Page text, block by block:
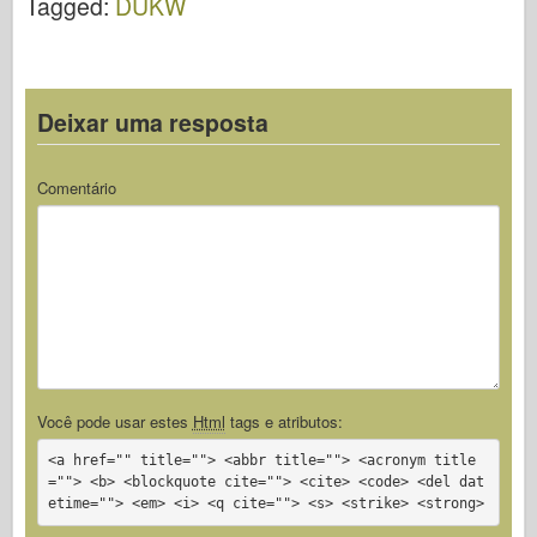
Deixar uma resposta
Comentário
Você pode usar estes Html tags e atributos:
<a href="" title=""> <abbr title=""> <acronym title
=""> <b> <blockquote cite=""> <cite> <code> <del dat
etime=""> <em> <i> <q cite=""> <s> <strike> <strong>